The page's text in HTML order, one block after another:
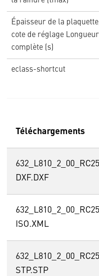
Épaisseur de la
cote de réglage Longueur
complète (s)
eclass-shortcut
Téléchargements
DXF.DXF
ISO.XML
STP.STP